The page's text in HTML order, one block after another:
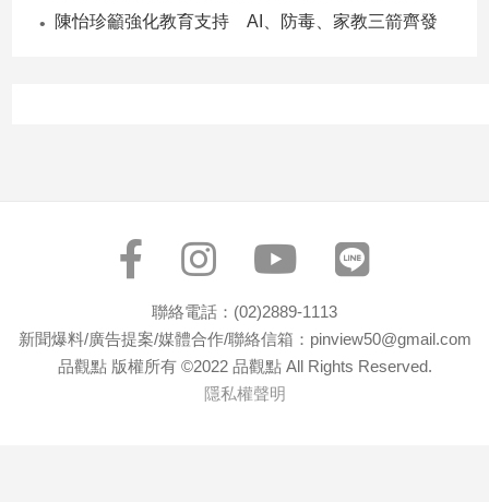
子/
科
陳怡珍籲強化教育支持 AI、防毒、家教三箭齊發
聯絡電話：(02)2889-1113
新聞爆料/廣告提案/媒體合作/聯絡信箱：pinview50@gmail.com
品觀點 版權所有 ©2022 品觀點 All Rights Reserved.
隱私權聲明